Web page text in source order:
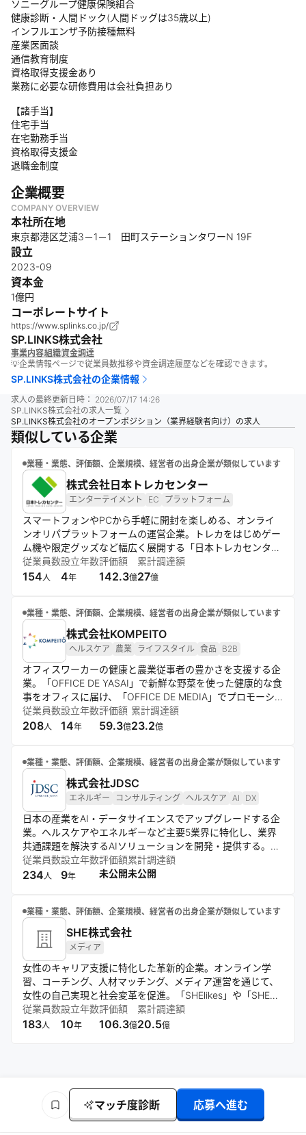
ソニーグループ健康保険組合
健康診断・人間ドック(人間ドッグは35歳以上)
インフルエンザ予防接種無料
産業医面談
通信教育制度
資格取得支援金あり
業務に必要な研修費用は会社負担あり
【諸手当】
住宅手当
在宅勤務手当
資格取得支援金
退職金制度
企業概要
COMPANY OVERVIEW
本社所在地
東京都港区芝浦3－1－1 田町ステーションタワーN 19F
設立
2023-09
資本金
1億円
コーポレートサイト
https://www.splinks.co.jp/
SP.LINKS株式会社
事業内容組織資金調達
💡企業情報ページで従業員数推移や資金調達履歴などを確認できます。
SP.LINKS株式会社の企業情報
求人の最終更新日時： 2026/07/17 14:26
SP.LINKS株式会社の求人一覧
SP.LINKS株式会社のオープンポジション（業界経験者向け）の求人
類似している企業
業種・業態、評価額、企業規模、経営者の出身企業が類似しています
株式会社日本トレカセンター
エンターテイメント EC プラットフォーム
スマートフォンやPCから手軽に開封を楽しめる、オンライ
ンオリパプラットフォームの運営企業。トレカをはじめゲー
ム機や限定グッズなど幅広く展開する「日本トレカセンタ
ー」を運営。獲得商品の配送やポイント交換を自由に選べる
システムを強みに、日本の優れたトレカ文化を世界へ届ける
従業員数
154 人
設立年数
4年
評価額
142.3億
累計調達額
27億
業種・業態、評価額、企業規模、経営者の出身企業が類似しています
株式会社KOMPEITO
ヘルスケア 農業 ライフスタイル 食品 B2B
オフィスワーカーの健康と農業従事者の豊かさを支援する企
業。「OFFICE DE YASAI」で新鮮な野菜を使った健康的な食
事をオフィスに届け、「OFFICE DE MEDIA」でプロモーシ
ョンを展開。さらに、革新的な「SALAD STAND」自販機を
通じて、都市生活者に手軽で健康的な食options提供する。
従業員数
208人
設立年数
14年
評価額
59.3億
累計調達額
23.2億
業種・業態、評価額、企業規模、経営者の出身企業が類似しています
株式会社JDSC
エネルギー コンサルティング ヘルスケア AI DX
日本の産業をAI・データサイエンスでアップグレードする企
業。ヘルスケアやエネルギーなど主要5業界に特化し、業界
共通課題を解決するAIソリューションを開発・提供する。産
学官連携で知の開放を促進し、コンサルティングからエンジ
ニアリングまで一気通貫のDX支援を展開。業界別AIパッケー
従業員数
234 人
設立年数
9年
評価額
未公開
累計調達額
未公開
業種・業態、評価額、企業規模、経営者の出身企業が類似しています
SHE株式会社
メディア
女性のキャリア支援に特化した革新的企業。オンライン学
習、コーチング、人材マッチング、メディア運営を通じて、
女性の自己実現と社会変革を促進。「SHElikes」や「SHE
WORKS」などのプラットフォームを軸に、学びと働きの循
環を創出し、多様な職種スキルの習得を支援する。
従業員数
183人
設立年数
10年
評価額
106.3億
累計調達額
20.5億
マッチ度診断 応募へ進む